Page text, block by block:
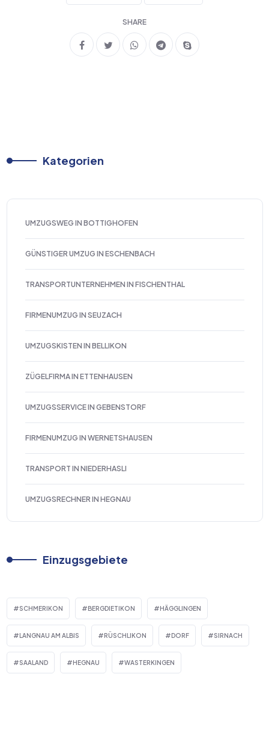
SHARE
Kategorien
UMZUGSWEG IN BOTTIGHOFEN
GÜNSTIGER UMZUG IN ESCHENBACH
TRANSPORTUNTERNEHMEN IN FISCHENTHAL
FIRMENUMZUG IN SEUZACH
UMZUGSKISTEN IN BELLIKON
ZÜGELFIRMA IN ETTENHAUSEN
UMZUGSSERVICE IN GEBENSTORF
FIRMENUMZUG IN WERNETSHAUSEN
TRANSPORT IN NIEDERHASLI
UMZUGSRECHNER IN HEGNAU
Einzugsgebiete
SCHMERIKON BERGDIETIKON HÄGGLINGEN
LANGNAU AM ALBIS RÜSCHLIKON DORF SIRNACH
SAALAND HEGNAU WASTERKINGEN